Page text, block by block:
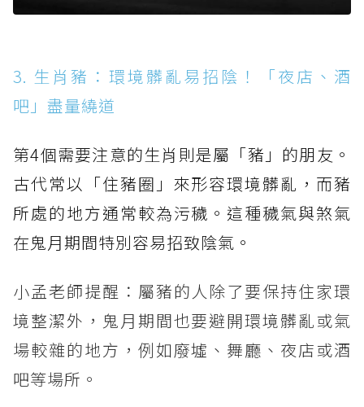
3. 生肖豬：環境髒亂易招陰！「夜店、酒
吧」盡量繞道
第4個需要注意的生肖則是屬「豬」的朋友。
古代常以「住豬圈」來形容環境髒亂，而豬
所處的地方通常較為污穢。這種穢氣與煞氣
在鬼月期間特別容易招致陰氣。
小孟老師提醒：屬豬的人除了要保持住家環
境整潔外，鬼月期間也要避開環境髒亂或氣
場較雜的地方，例如廢墟、舞廳、夜店或酒
吧等場所。